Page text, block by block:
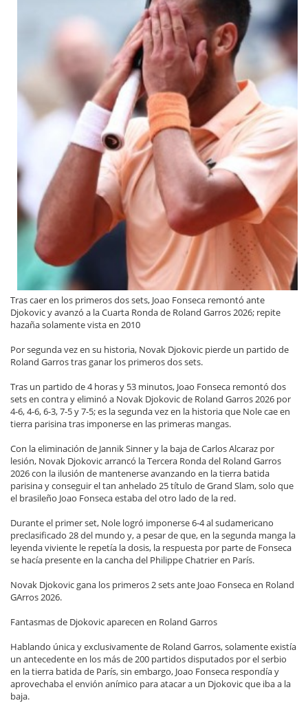
Tras caer en los primeros dos sets, Joao Fonseca remontó ante
Djokovic y avanzó a la Cuarta Ronda de Roland Garros 2026; repite
hazaña solamente vista en 2010
Por segunda vez en su historia, Novak Djokovic pierde un partido de
Roland Garros tras ganar los primeros dos sets.
Tras un partido de 4 horas y 53 minutos, Joao Fonseca remontó dos
sets en contra y eliminó a Novak Djokovic de Roland Garros 2026 por
4-6, 4-6, 6-3, 7-5 y 7-5; es la segunda vez en la historia que Nole cae en
tierra parisina tras imponerse en las primeras mangas.
Con la eliminación de Jannik Sinner y la baja de Carlos Alcaraz por
lesión, Novak Djokovic arrancó la Tercera Ronda del Roland Garros
2026 con la ilusión de mantenerse avanzando en la tierra batida
parisina y conseguir el tan anhelado 25 título de Grand Slam, solo que
el brasileño Joao Fonseca estaba del otro lado de la red.
Durante el primer set, Nole logró imponerse 6-4 al sudamericano
preclasificado 28 del mundo y, a pesar de que, en la segunda manga la
leyenda viviente le repetía la dosis, la respuesta por parte de Fonseca
se hacía presente en la cancha del Philippe Chatrier en París.
Novak Djokovic gana los primeros 2 sets ante Joao Fonseca en Roland
GArros 2026.
Fantasmas de Djokovic aparecen en Roland Garros
Hablando única y exclusivamente de Roland Garros, solamente existía
un antecedente en los más de 200 partidos disputados por el serbio
en la tierra batida de París, sin embargo, Joao Fonseca respondía y
aprovechaba el envión anímico para atacar a un Djokovic que iba a la
baja.